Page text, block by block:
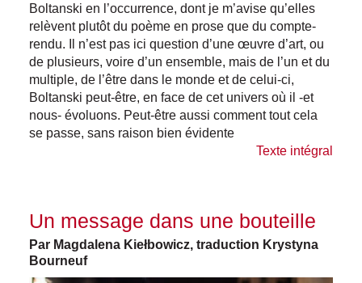
Boltanski en l’occurrence, dont je m’avise qu’elles
relèvent plutôt du poème en prose que du compte-
rendu. Il n’est pas ici question d’une œuvre d’art, ou
de plusieurs, voire d’un ensemble, mais de l’un et du
multiple, de l’être dans le monde et de celui-ci,
Boltanski peut-être, en face de cet univers où il -et
nous- évoluons. Peut-être aussi comment tout cela
se passe, sans raison bien évidente
Texte intégral
Un message dans une bouteille
Par Magdalena Kiełbowicz, traduction Krystyna
Bourneuf